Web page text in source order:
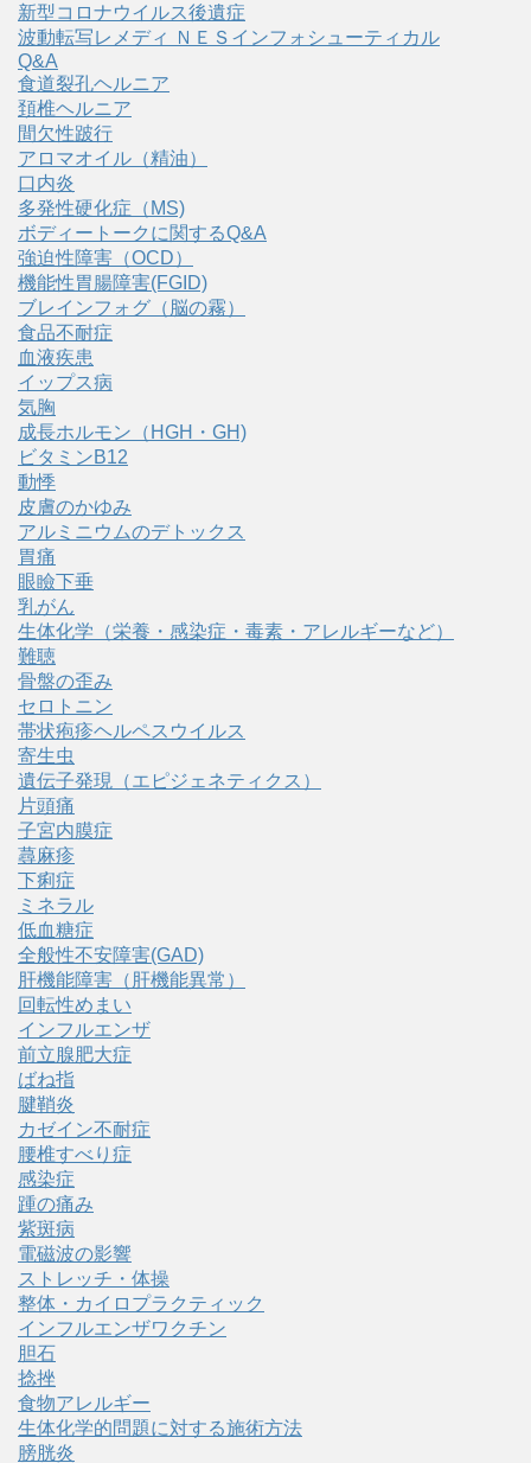
新型コロナウイルス後遺症
波動転写レメディ ＮＥＳインフォシューティカル
Q&A
食道裂孔ヘルニア
頚椎ヘルニア
間欠性跛行
アロマオイル（精油）
口内炎
多発性硬化症（MS)
ボディートークに関するQ&A
強迫性障害（OCD）
機能性胃腸障害(FGID)
ブレインフォグ（脳の霧）
食品不耐症
血液疾患
イップス病
気胸
成長ホルモン（HGH・GH)
ビタミンB12
動悸
皮膚のかゆみ
アルミニウムのデトックス
胃痛
眼瞼下垂
乳がん
生体化学（栄養・感染症・毒素・アレルギーなど）
難聴
骨盤の歪み
セロトニン
帯状疱疹ヘルペスウイルス
寄生虫
遺伝子発現（エピジェネティクス）
片頭痛
子宮内膜症
蕁麻疹
下痢症
ミネラル
低血糖症
全般性不安障害(GAD)
肝機能障害（肝機能異常）
回転性めまい
インフルエンザ
前立腺肥大症
ばね指
腱鞘炎
カゼイン不耐症
腰椎すべり症
感染症
踵の痛み
紫斑病
電磁波の影響
ストレッチ・体操
整体・カイロプラクティック
インフルエンザワクチン
胆石
捻挫
食物アレルギー
生体化学的問題に対する施術方法
膀胱炎